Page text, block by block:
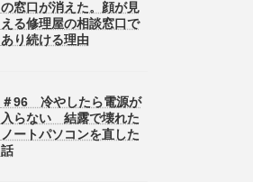
の窓口が消えた。顔が見
える修理屋の相談窓口で
あり続ける理由
＃96 冷やしたら電源が
入らない 結露で壊れた
ノートパソコンを直した
話